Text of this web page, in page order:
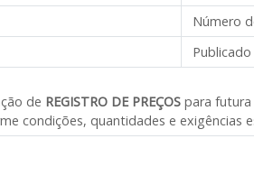
Número
Publicado
de REGISTRO DE PREÇOS para futura
condições, quantidades e exigências